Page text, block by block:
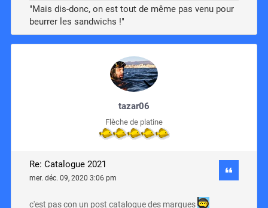
"Mais dis-donc, on est tout de même pas venu pour
beurrer les sandwichs !"
tazar06
Flèche de platine
Re: Catalogue 2021
mer. déc. 09, 2020 3:06 pm
c'est pas con un post catalogue des marques